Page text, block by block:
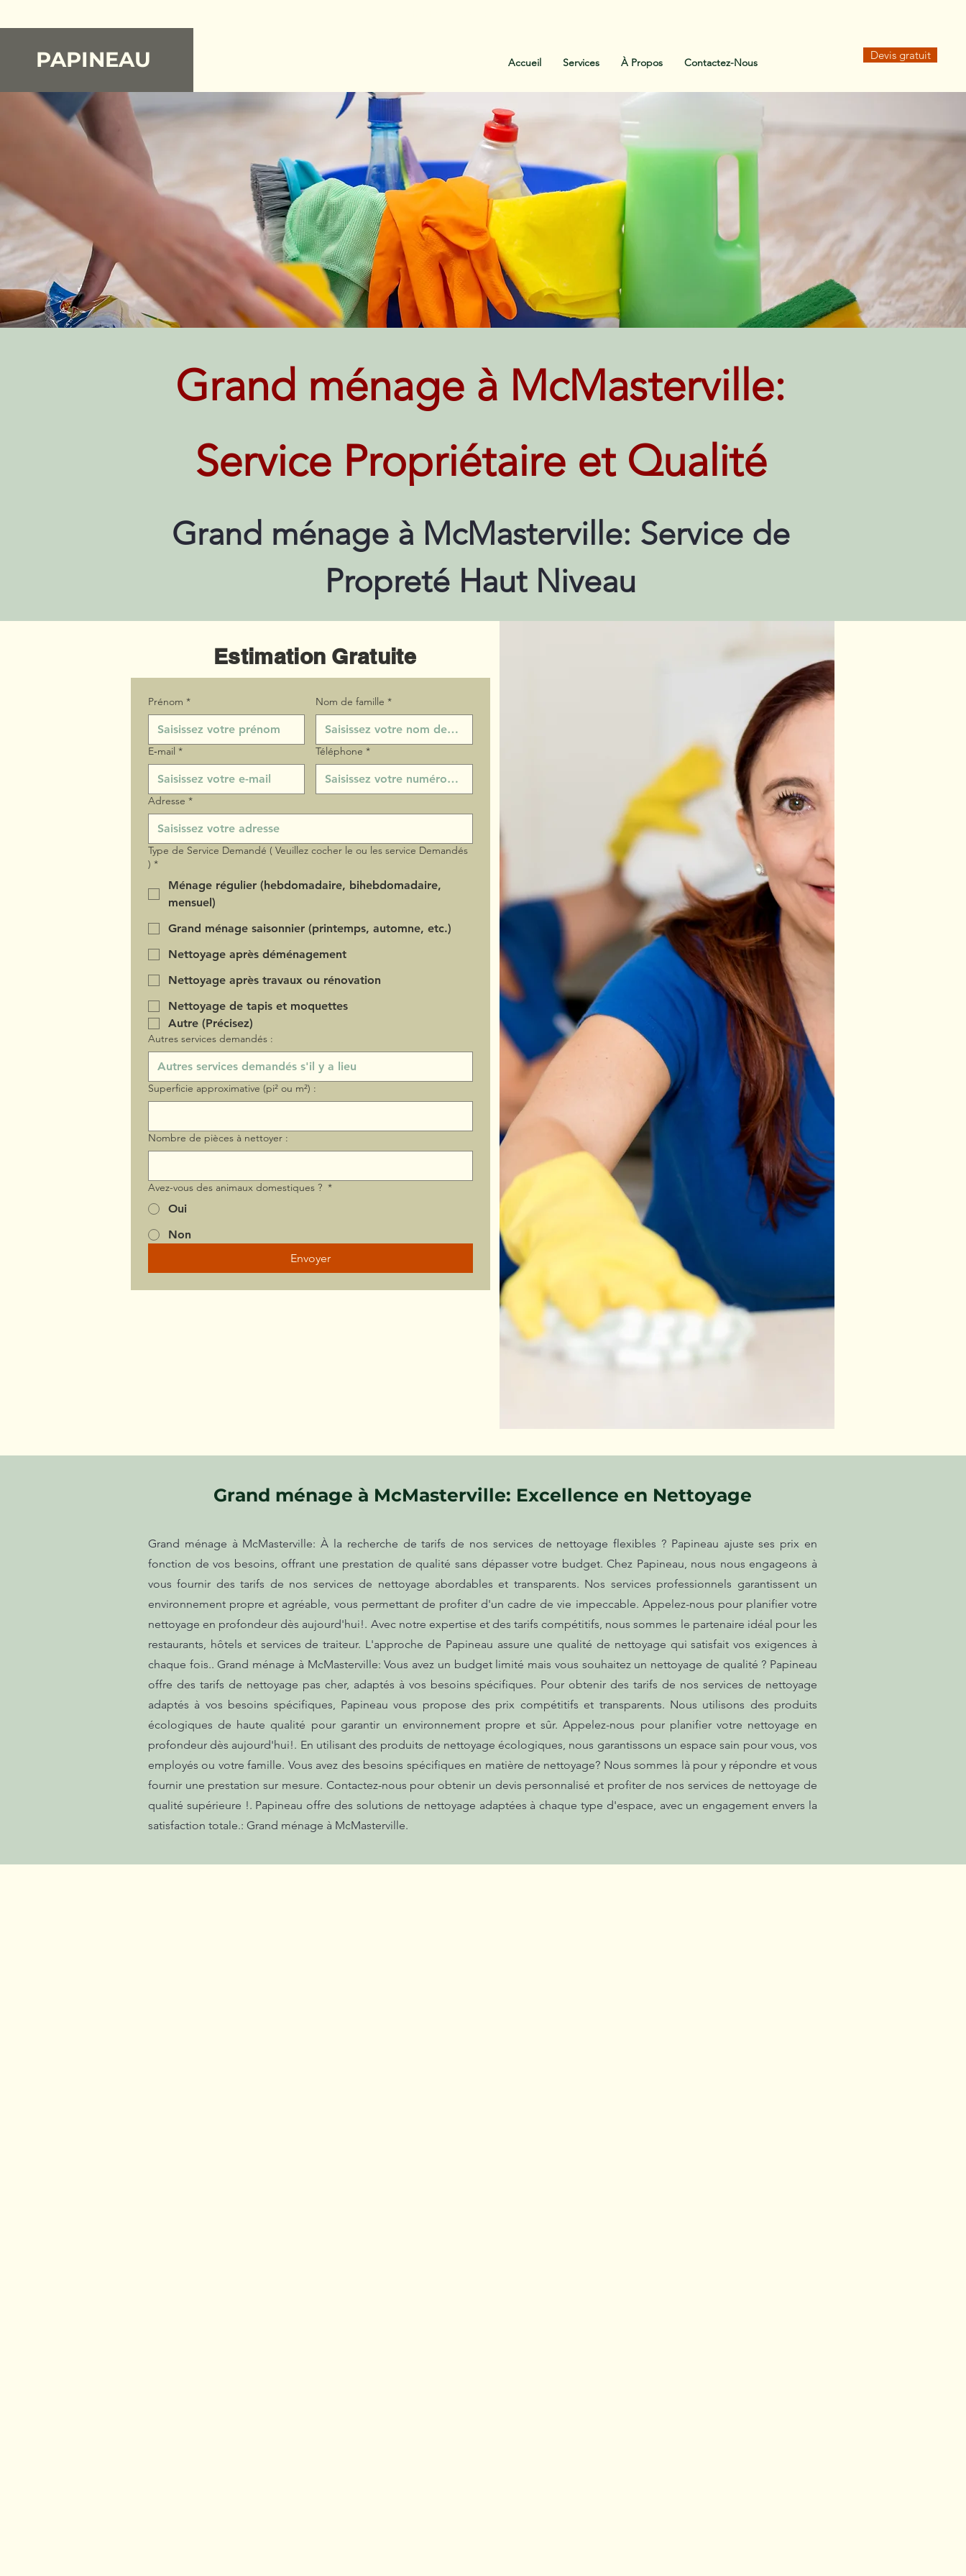
PAPINEAU Accueil Services À Propos Contactez-Nous
Devis gratuit
Grand ménage à McMasterville:
Service Propriétaire et Qualité
Grand ménage à McMasterville: Service de
Propreté Haut Niveau
Estimation Gratuite
Prénom * Nom de famille *
E‑mail * Téléphone *
Adresse *
Type de Service Demandé ( Veuillez cocher le ou les service Demandés
) *
Ménage régulier (hebdomadaire, bihebdomadaire,
mensuel)
Grand ménage saisonnier (printemps, automne, etc.)
Nettoyage après déménagement
Nettoyage après travaux ou rénovation
Nettoyage de tapis et moquettes
Autre (Précisez)
Autres services demandés :
Superficie approximative (pi² ou m²) :
Nombre de pièces à nettoyer :
Avez-vous des animaux domestiques ? *
Oui
Non
Envoyer
Grand ménage à McMasterville: Excellence en Nettoyage
Grand ménage à McMasterville: À la recherche de tarifs de nos services de nettoyage flexibles ? Papineau ajuste ses prix en
fonction de vos besoins, offrant une prestation de qualité sans dépasser votre budget. Chez Papineau, nous nous engageons à
vous fournir des tarifs de nos services de nettoyage abordables et transparents. Nos services professionnels garantissent un
environnement propre et agréable, vous permettant de profiter d'un cadre de vie impeccable. Appelez-nous pour planifier votre
nettoyage en profondeur dès aujourd'hui!. Avec notre expertise et des tarifs compétitifs, nous sommes le partenaire idéal pour les
restaurants, hôtels et services de traiteur. L'approche de Papineau assure une qualité de nettoyage qui satisfait vos exigences à
chaque fois.. Grand ménage à McMasterville: Vous avez un budget limité mais vous souhaitez un nettoyage de qualité ? Papineau
offre des tarifs de nettoyage pas cher, adaptés à vos besoins spécifiques. Pour obtenir des tarifs de nos services de nettoyage
adaptés à vos besoins spécifiques, Papineau vous propose des prix compétitifs et transparents. Nous utilisons des produits
écologiques de haute qualité pour garantir un environnement propre et sûr. Appelez-nous pour planifier votre nettoyage en
profondeur dès aujourd'hui!. En utilisant des produits de nettoyage écologiques, nous garantissons un espace sain pour vous, vos
employés ou votre famille. Vous avez des besoins spécifiques en matière de nettoyage? Nous sommes là pour y répondre et vous
fournir une prestation sur mesure. Contactez-nous pour obtenir un devis personnalisé et profiter de nos services de nettoyage de
qualité supérieure !. Papineau offre des solutions de nettoyage adaptées à chaque type d'espace, avec un engagement envers la
satisfaction totale.: Grand ménage à McMasterville.